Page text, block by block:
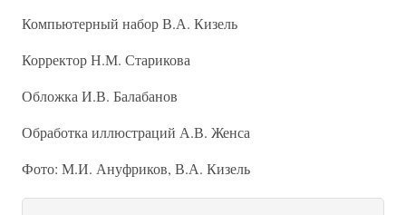
Компьютерный набор В.А. Кизель
Корректор Н.М. Старикова
Обложка И.В. Балабанов
Обработка иллюстраций А.В. Женса
Фото: М.И. Ануфриков, В.А. Кизель